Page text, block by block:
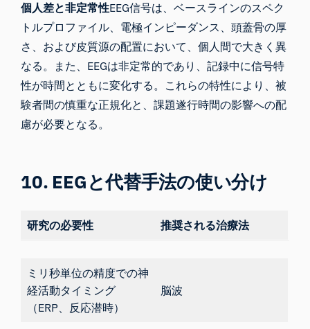
個人差と非定常性EEG信号は、ベースラインのスペク
トルプロファイル、電極インピーダンス、頭蓋骨の厚
さ、および皮質源の配置において、個人間で大きく異
なる。また、EEGは非定常的であり、記録中に信号特
性が時間とともに変化する。これらの特性により、被
験者間の慎重な正規化と、課題遂行時間の影響への配
慮が必要となる。
10. EEGと代替手法の使い分け
研究の必要性 推奨される治療法
ミリ秒単位の精度での神
経活動タイミング
（ERP、反応潜時）
脳波
iMotionsリサーチアシスタント
研究方法、製品、センサー、SDK、リソースに
ついて質問するか、研究したい内容を説明して
す。
この記事を要約
なぜこれが重要ですか？